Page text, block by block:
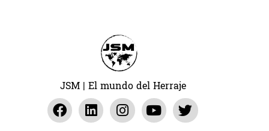
JSM | El mundo del Herraje